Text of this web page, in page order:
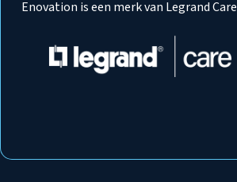
Enovation is een merk van Legrand Care